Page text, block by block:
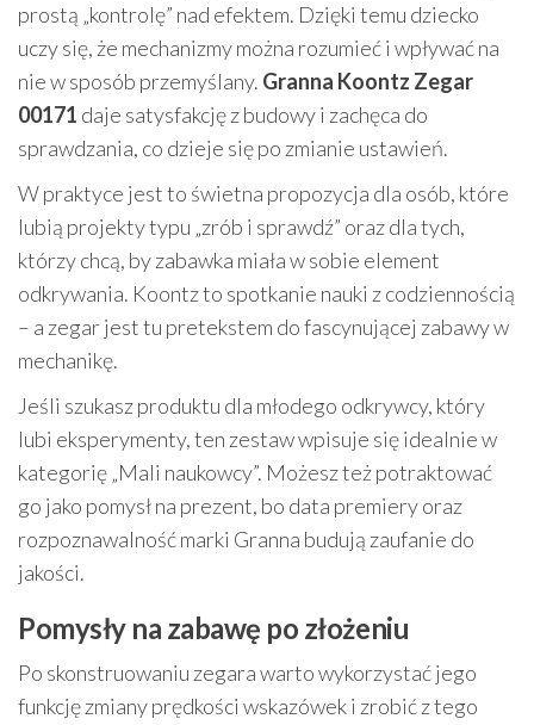
prostą „kontrolę” nad efektem. Dzięki temu dziecko
uczy się, że mechanizmy można rozumieć i wpływać na
nie w sposób przemyślany. Granna Koontz Zegar
00171 daje satysfakcję z budowy i zachęca do
sprawdzania, co dzieje się po zmianie ustawień.
W praktyce jest to świetna propozycja dla osób, które
lubią projekty typu „zrób i sprawdź” oraz dla tych,
którzy chcą, by zabawka miała w sobie element
odkrywania. Koontz to spotkanie nauki z codziennością
– a zegar jest tu pretekstem do fascynującej zabawy w
mechanikę.
Jeśli szukasz produktu dla młodego odkrywcy, który
lubi eksperymenty, ten zestaw wpisuje się idealnie w
kategorię „Mali naukowcy”. Możesz też potraktować
go jako pomysł na prezent, bo data premiery oraz
rozpoznawalność marki Granna budują zaufanie do
jakości.
Pomysły na zabawę po złożeniu
Po skonstruowaniu zegara warto wykorzystać jego
funkcję zmiany prędkości wskazówek i zrobić z tego